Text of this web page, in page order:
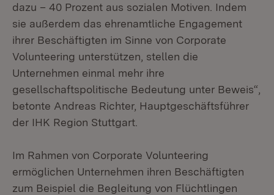
dazu – 40 Prozent aus sozialen Motiven. Indem
sie außerdem das ehrenamtliche Engagement
ihrer Beschäftigten im Sinne von Corporate
Volunteering unterstützen, stellen die
Unternehmen einmal mehr ihre
gesellschaftspolitische Bedeutung unter Beweis“,
betonte Andreas Richter, Hauptgeschäftsführer
der IHK Region Stuttgart.
Im Rahmen von Corporate Volunteering
ermöglichen Unternehmen ihren Beschäftigten
zum Beispiel die Begleitung von Flüchtlingen